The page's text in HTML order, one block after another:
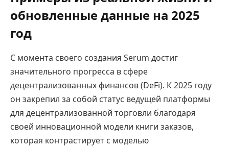
обновленные данные на 2025
год
С момента своего создания Serum достиг
значительного прогресса в сфере
децентрализованных финансов (DeFi). К 2025 году
он закрепил за собой статус ведущей платформы
для децентрализованной торговли благодаря
своей инновационной модели книги заказов,
которая контрастирует с моделью